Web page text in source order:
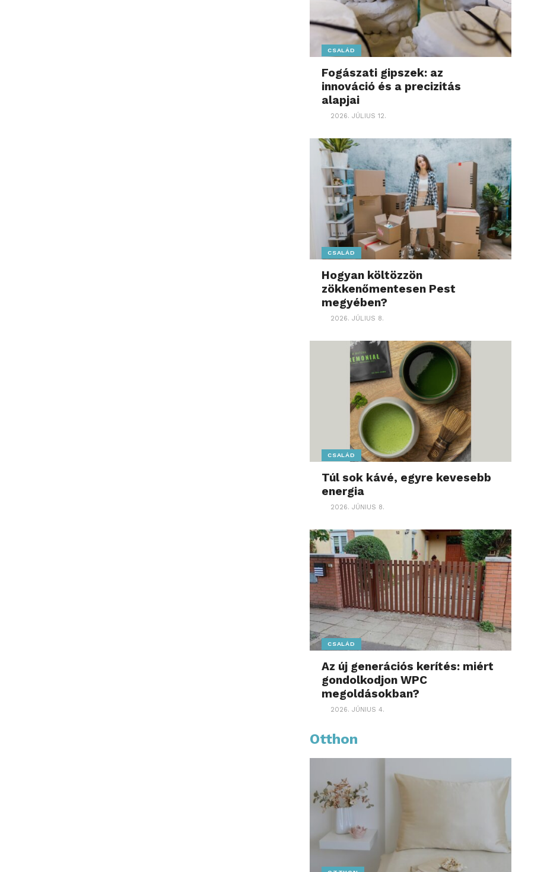
CSALÁD
Fogászati gipszek: az
innováció és a precizitás
alapjai
2026. JÚLIUS 12.
CSALÁD
Hogyan költözzön
zökkenőmentesen Pest
megyében?
2026. JÚLIUS 8.
CSALÁD
Túl sok kávé, egyre kevesebb
energia
2026. JÚNIUS 8.
CSALÁD
Az új generációs kerítés: miért
gondolkodjon WPC
megoldásokban?
2026. JÚNIUS 4.
Otthon